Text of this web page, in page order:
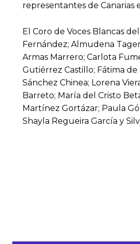
representantes de Canarias
El Coro de Voces Blancas
Fernández; Almudena
Armas Marrero; Carlota
Gutiérrez Castillo; Fátima
Sánchez Chinea; Lorena
Barreto; María del Cristo
Martínez Gortázar; Paula
Shayla Regueira García y